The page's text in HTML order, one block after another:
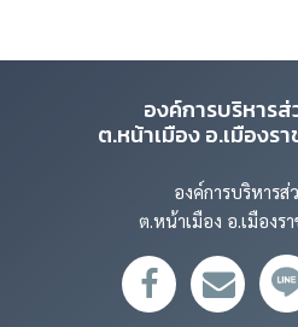
องค์การบริหาร
ต.หน้าเมือง อ.เมืองร
องค์การบริหาร
ต.หน้าเมือง อ.เมืองร